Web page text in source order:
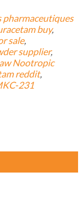
pharmaceutiques
buy,
sale,
supplier,
Nootropic
reddit,
231